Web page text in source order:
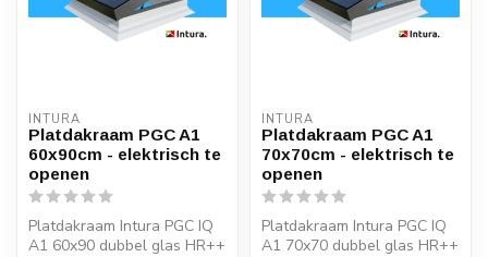
INTURA
Platdakraam PGC A1
60x90cm - elektrisch te
openen
Platdakraam Intura PGC IQ
A1 60x90 dubbel glas HR++
INTURA
Platdakraam PGC A1
70x70cm - elektrisch te
openen
Platdakraam Intura PGC IQ
A1 70x70 dubbel glas HR++